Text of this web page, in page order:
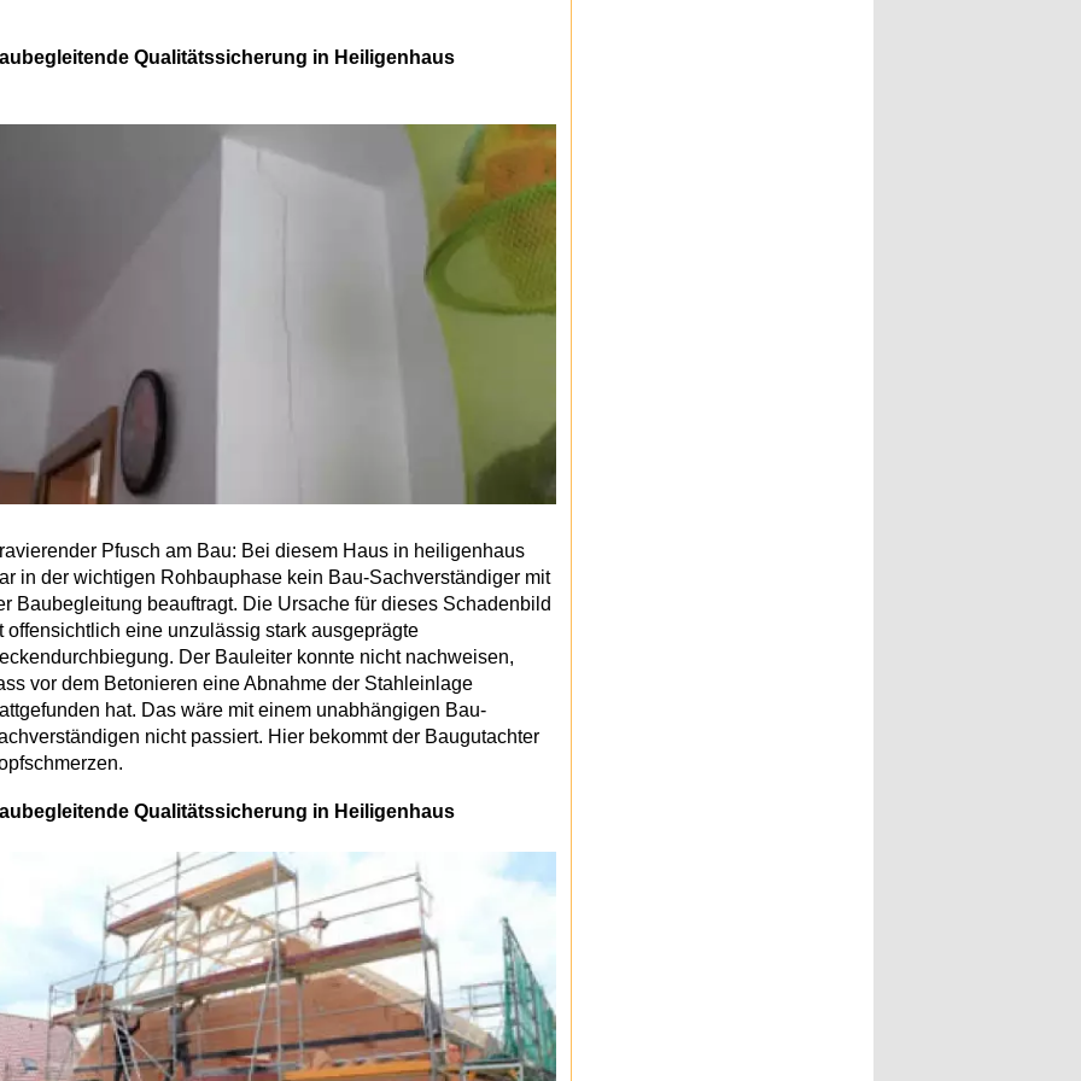
Qualitätssicherung in Heiligenhaus
Pfusch am Bau: Bei diesem Haus in heiligenhaus
in der wichtigen Rohbauphase kein Bau-Sachverständiger mit
Baubegleitung beauftragt. Die Ursache für dieses Schadenbild
offensichtlich eine unzulässig stark ausgeprägte
Der Bauleiter konnte nicht nachweisen,
vor dem Betonieren eine Abnahme der Stahleinlage
hat. Das wäre mit einem unabhängigen Bau-
nicht passiert. Hier bekommt der Baugutachter
Qualitätssicherung in Heiligenhaus